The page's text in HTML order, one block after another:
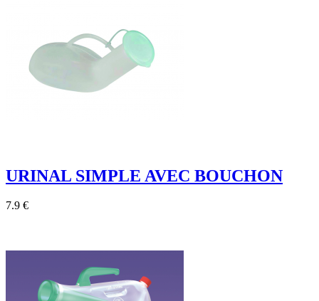
URINAL SIMPLE AVEC BOUCHON
7.9 €